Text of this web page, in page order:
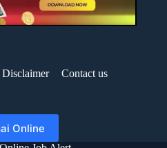
Disclaimer Contact us
Online